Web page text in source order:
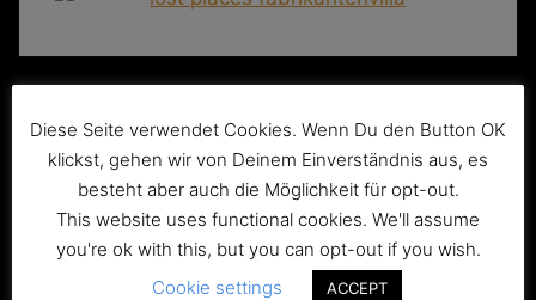
Beitragsnavigation
Die verlassene gelbe Fabrikantenvilla
Diese Seite verwendet Cookies. Wenn Du den Button OK
klickst, gehen wir von Deinem Einverständnis aus, es
besteht aber auch die Möglichkeit für opt-out.
This website uses functional cookies. We'll assume
you're ok with this, but you can opt-out if you wish.
Cookie settings
ACCEPT